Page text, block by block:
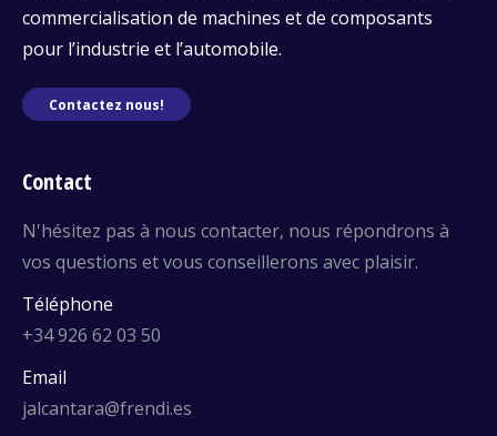
commercialisation de machines et de composants
pour l’industrie et l’automobile.
Contactez nous!
Contact
N'hésitez pas à nous contacter, nous répondrons à
vos questions et vous conseillerons avec plaisir.
Téléphone
+34 926 62 03 50
Email
jalcantara@frendi.es